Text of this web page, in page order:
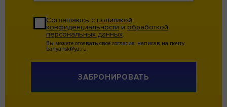
Соглашаюсь с политикой
конфиденциальности и обработкой
персональных данных.
Вы можете отозвать своё согласие, написав на почту
banyansk@ya.ru